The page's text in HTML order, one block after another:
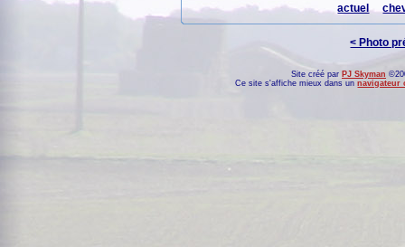
actuel
< Photo
Site créé par PJ Skyman
Ce site s'affiche mieux dans unnavigateur